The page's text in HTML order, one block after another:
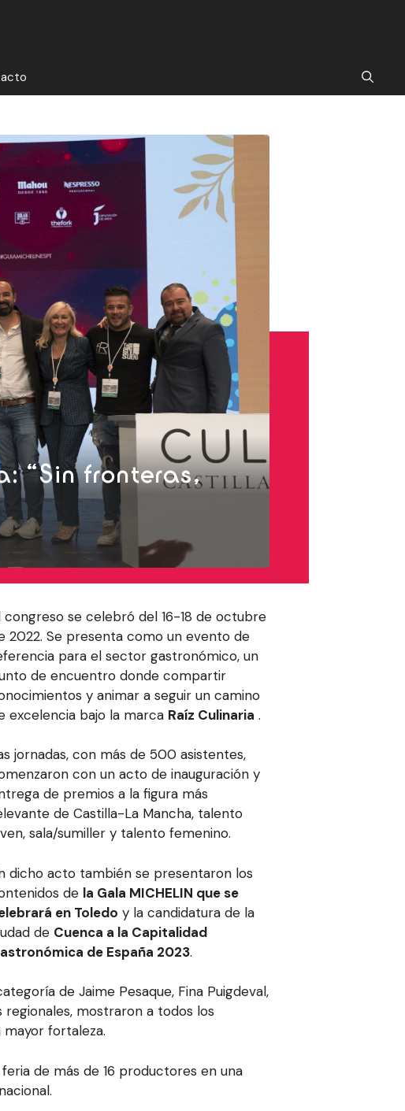
“Sin fronteras,
congreso se celebró del 16-18 de octubre
2022. Se presenta como un evento de
para el sector gastronómico, un
de encuentro donde compartir
y animar a seguir un camino
excelencia bajo la marca Raíz Culinaria .
jornadas, con más de 500 asistentes,
con un acto de inauguración y
de premios a la figura más
de Castilla-La Mancha, talento
sala/sumiller y talento femenino.
dicho acto también se presentaron los
de la Gala MICHELIN que se
en Toledo y la candidatura de la
de Cuenca a la Capitalidad
de España 2023.
de Jaime Pesaque, Fina Puigdeval,
regionales, mostraron a todos los
fortaleza.
de más de 16 productores en una